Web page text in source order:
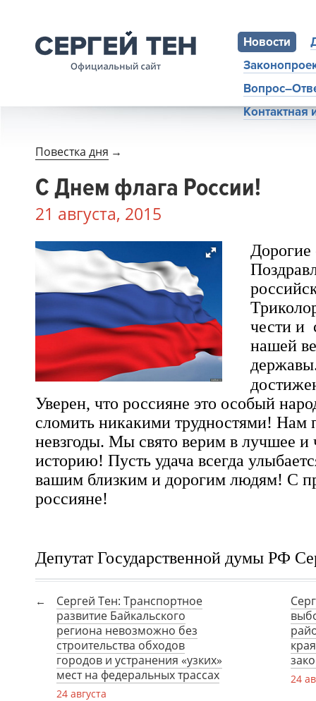
Новости
Повестка дня →
С Днем флага России!
21 августа, 2015
Дорогие
чести и
нашей
Уверен, что россияне это особый
сломить никакими трудностями! Нам
невзгоды. Мы свято верим в лучшее и
историю! Пусть удача всегда
вашим близким и дорогим людям! С
россияне!
Депутат Государственной думы РФ
Сергей Тен: Транспортное
развитие Байкальского
региона невозможно без
строительства обходов
городов и устранения «узких»
мест на федеральных трассах
24 августа
24